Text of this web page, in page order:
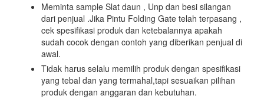
Meminta sample Slat daun , Unp dan besi silangan
dari penjual .Jika Pintu Folding Gate telah terpasang ,
cek spesifikasi produk dan ketebalannya apakah
sudah cocok dengan contoh yang diberikan penjual di
awal.
Tidak harus selalu memilih produk dengan spesifikasi
yang tebal dan yang termahal,tapi sesuaikan pilihan
produk dengan anggaran dan kebutuhan.